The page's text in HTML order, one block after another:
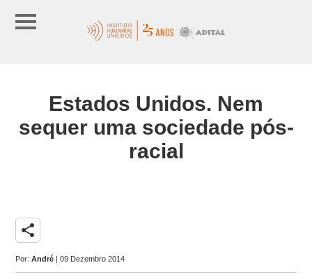
Estados Unidos. Nem
sequer uma sociedade pós-
racial
share
Por:André | 09 Dezembro 2014